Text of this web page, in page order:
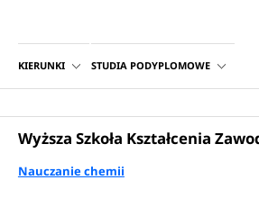
KIERUNKI STUDIA PODYPLOMOWE
Wyższa Szkoła Kształcenia
Nauczanie chemii